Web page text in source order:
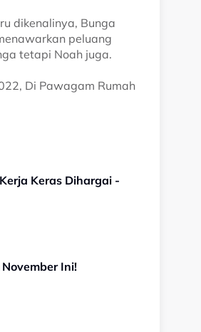
dikenalinya, Bunga
peluang
tetapi Noah juga.
Di Pawagam Rumah
Keras Dihargai -
Ini!